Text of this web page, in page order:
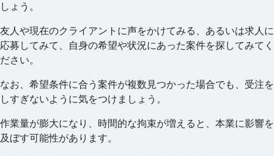
しょう。
友人や現在のクライアントに声をかけてみる、あるいは求人に
応募してみて、自身の希望や状況にあった案件を探してみてく
ださい。
なお、希望条件に合う案件が複数見つかった場合でも、受注を
しすぎないように気をつけましょう。
作業量が膨大になり、時間的な拘束が増えると、本業に影響を
及ぼす可能性があります。